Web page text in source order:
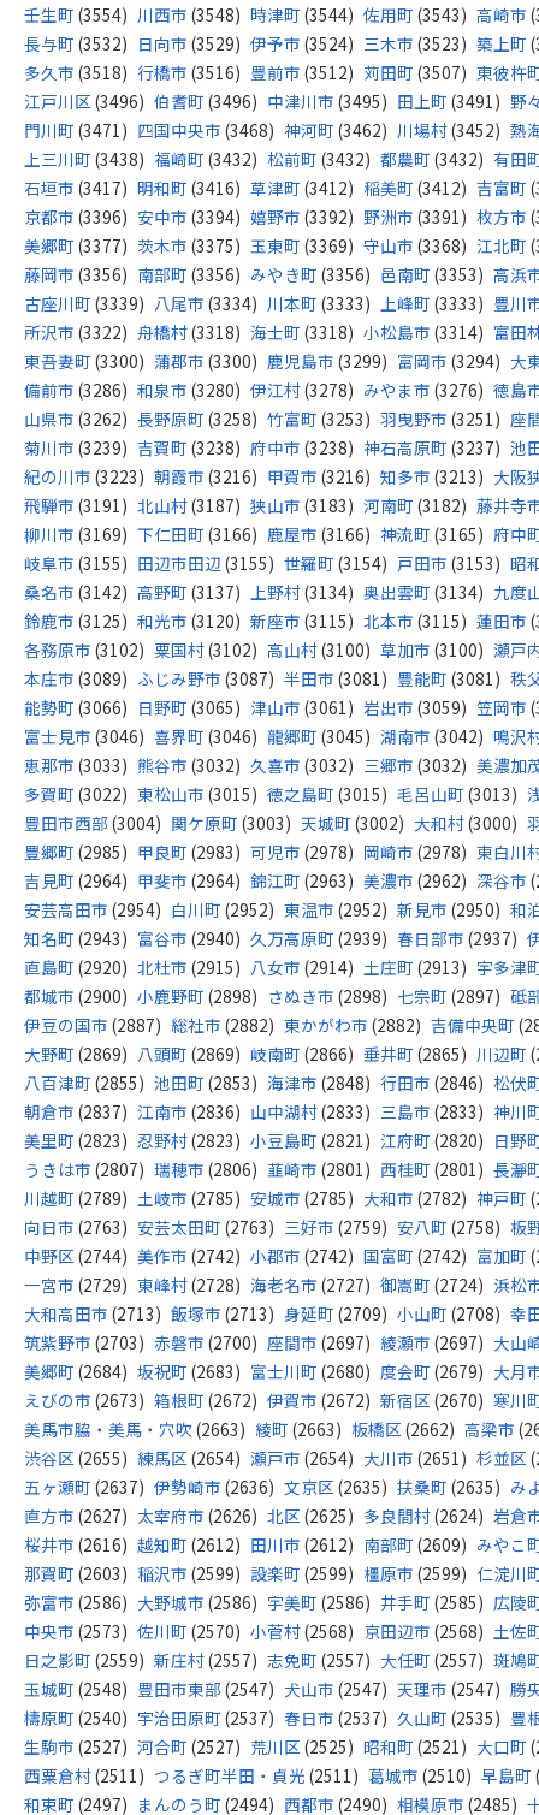
壬生町 (3554) 川西市 (3548) 時津町 (3544) 佐用町 (3543) 高崎市
長与町 (3532) 日向市 (3529) 伊予市 (3524) 三木市 (3523) 築上町
多久市 (3518) 行橋市 (3516) 豊前市 (3512) 苅田町 (3507) 東彼杵
江戸川区(3496) 伯耆町 (3496) 中津川市 (3495) 田上町 (3491) 野
門川町 (3471) 四国中央市 (3468) 神河町 (3462) 川場村(3452) 熱
上三川町 (3438) 福崎町 (3432) 松前町 (3432) 都農町 (3432) 有田
石垣市 (3417) 明和町 (3416) 草津町 (3412) 稲美町 (3412) 吉富町
京都市 (3396) 安中市 (3394) 嬉野市 (3392) 野洲市 (3391) 枚方市
美郷町 (3377) 茨木市 (3375) 玉東町 (3369) 守山市 (3368) 江北町
藤岡市 (3356) 南部町 (3356) みやき町 (3356) 邑南町 (3353) 高浜
古座川町 (3339) 八尾市 (3334) 川本町 (3333) 上峰町 (3333) 豊川
所沢市 (3322) 舟橋村(3318) 海士町 (3318) 小松島市 (3314) 富田
東吾妻町 (3300) 蒲郡市 (3300) 鹿児島市 (3299) 富岡市 (3294) 大
備前市 (3286) 和泉市 (3280) 伊江村(3278) みやま市 (3276) 徳島
山県市 (3262) 長野原町 (3258) 竹富町 (3253) 羽曳野市 (3251) 座
菊川市 (3239) 吉賀町 (3238) 府中市 (3238) 神石高原町 (3237) 池
紀の川市 (3223) 朝霞市 (3216) 甲賀市 (3216) 知多市 (3213) 大阪
飛騨市 (3191) 北山村(3187) 狭山市 (3183) 河南町 (3182) 藤井寺
柳川市 (3169) 下仁田町 (3166) 鹿屋市 (3166) 神流町 (3165) 府中
岐阜市 (3155) 田辺市田辺 (3155) 世羅町 (3154) 戸田市 (3153) 昭
桑名市 (3142) 高野町 (3137) 上野村(3134) 奥出雲町 (3134) 九度
鈴鹿市 (3125) 和光市 (3120) 新座市 (3115) 北本市 (3115) 蓮田市
各務原市 (3102) 粟国村(3102) 高山村(3100) 草加市 (3100) 瀬戸
本庄市 (3089) ふじみ野市 (3087) 半田市 (3081) 豊能町 (3081) 秩
能勢町 (3066) 日野町 (3065) 津山市 (3061) 岩出市 (3059) 笠岡市
富士見市 (3046) 喜界町 (3046) 龍郷町 (3045) 湖南市 (3042) 鳴沢
恵那市 (3033) 熊谷市 (3032) 久喜市 (3032) 三郷市 (3032) 美濃加
多賀町 (3022) 東松山市 (3015) 徳之島町 (3015) 毛呂山町 (3013)
豊田市西部 (3004) 関ケ原町 (3003) 天城町 (3002) 大和村(3000)
豊郷町 (2985) 甲良町 (2983) 可児市 (2978) 岡崎市 (2978) 東白川
吉見町 (2964) 甲斐市 (2964) 錦江町 (2963) 美濃市 (2962) 深谷市
安芸高田市 (2954) 白川町 (2952) 東温市 (2952) 新見市 (2950) 和
知名町 (2943) 富谷市 (2940) 久万高原町 (2939) 春日部市 (2937)
直島町 (2920) 北杜市 (2915) 八女市 (2914) 土庄町 (2913) 宇多津
都城市 (2900) 小鹿野町 (2898) さぬき市 (2898) 七宗町 (2897) 砥
伊豆の国市 (2887) 総社市 (2882) 東かがわ市 (2882) 吉備中央町
大野町 (2869) 八頭町 (2869) 岐南町 (2866) 垂井町 (2865) 川辺町
八百津町 (2855) 池田町 (2853) 海津市 (2848) 行田市 (2846) 松伏
朝倉市 (2837) 江南市 (2836) 山中湖村(2833) 三島市 (2833) 神川
美里町 (2823) 忍野村(2823) 小豆島町 (2821) 江府町 (2820) 日野
うきは市 (2807) 瑞穂市 (2806) 韮崎市 (2801) 西桂町 (2801) 長瀞
川越町 (2789) 土岐市 (2785) 安城市 (2785) 大和市 (2782) 神戸町
向日市 (2763) 安芸太田町 (2763) 三好市 (2759) 安八町 (2758) 板
中野区(2744) 美作市 (2742) 小郡市 (2742) 国富町 (2742) 富加町
一宮市 (2729) 東峰村(2728) 海老名市 (2727) 御嵩町 (2724) 浜松
大和高田市 (2713) 飯塚市 (2713) 身延町 (2709) 小山町 (2708) 幸
筑紫野市 (2703) 赤磐市 (2700) 座間市 (2697) 綾瀬市 (2697) 大山
美郷町 (2684) 坂祝町 (2683) 富士川町 (2680) 度会町 (2679) 大月
えびの市 (2673) 箱根町 (2672) 伊賀市 (2672) 新宿区(2670) 寒川
美馬市脇・美馬・穴吹(2663) 綾町 (2663) 板橋区(2662) 高梁市
渋谷区(2655) 練馬区(2654) 瀬戸市 (2654) 大川市 (2651) 杉並区
五ヶ瀬町 (2637) 伊勢崎市 (2636) 文京区(2635) 扶桑町 (2635) み
直方市 (2627) 太宰府市 (2626) 北区(2625) 多良間村(2624) 岩倉
桜井市 (2616) 越知町 (2612) 田川市 (2612) 南部町 (2609) みやこ
那賀町 (2603) 稲沢市 (2599) 設楽町 (2599) 橿原市 (2599) 仁淀川
弥富市 (2586) 大野城市 (2586) 宇美町 (2586) 井手町 (2585) 広陵
中央市 (2573) 佐川町 (2570) 小菅村(2568) 京田辺市 (2568) 土佐
日之影町 (2559) 新庄村(2557) 志免町 (2557) 大任町 (2557) 斑鳩
玉城町 (2548) 豊田市東部 (2547) 犬山市 (2547) 天理市 (2547) 勝
檮原町 (2540) 宇治田原町 (2537) 春日市 (2537) 久山町 (2535) 豊
生駒市 (2527) 河合町 (2527) 荒川区(2525) 昭和町 (2521) 大口町
西粟倉村(2511) つるぎ町半田・貞光 (2511) 葛城市 (2510) 早島町
和束町 (2497) まんのう町 (2494) 西都市 (2490) 相模原市 (2485)